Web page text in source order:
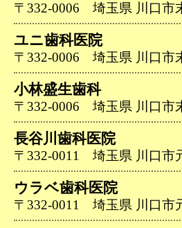
〒332-0006 埼玉県 川口市
ユニ歯科医院
〒332-0006 埼玉県 川口市
小林盛生歯科
〒332-0006 埼玉県 川口市
長谷川歯科医院
〒332-0011 埼玉県 川口市
ウラベ歯科医院
〒332-0011 埼玉県 川口市